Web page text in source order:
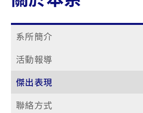
系所簡介
活動報導
傑出表現
聯絡方式